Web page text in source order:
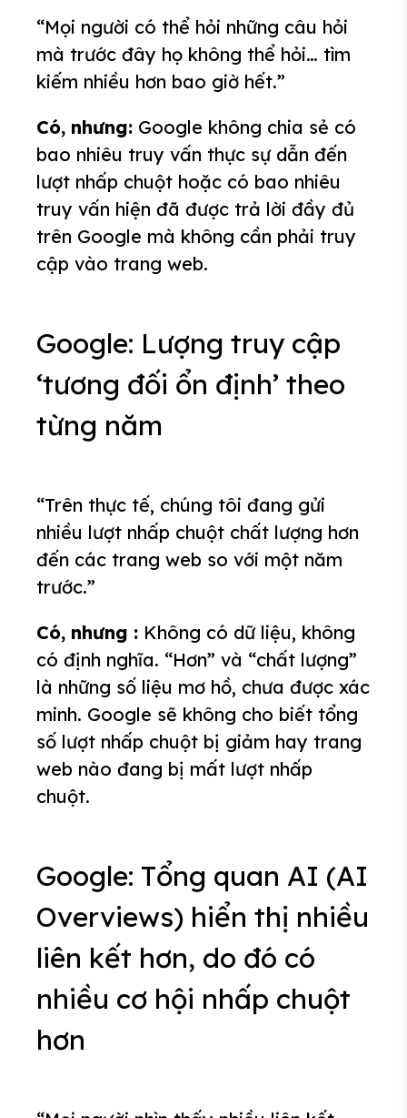
“Mọi người có thể hỏi những câu hỏi
mà trước đây họ không thể hỏi… tìm
kiếm nhiều hơn bao giờ hết.”
Có, nhưng: Google không chia sẻ có
bao nhiêu truy vấn thực sự dẫn đến
lượt nhấp chuột hoặc có bao nhiêu
truy vấn hiện đã được trả lời đầy đủ
trên Google mà không cần phải truy
cập vào trang web.
Google: Lượng truy cập
‘tương đối ổn định’ theo
từng năm
“Trên thực tế, chúng tôi đang gửi
nhiều lượt nhấp chuột chất lượng hơn
đến các trang web so với một năm
trước.”
Có, nhưng : Không có dữ liệu, không
có định nghĩa. “Hơn” và “chất lượng”
là những số liệu mơ hồ, chưa được xác
minh. Google sẽ không cho biết tổng
số lượt nhấp chuột bị giảm hay trang
web nào đang bị mất lượt nhấp
chuột.
Google: Tổng quan AI (AI
Overviews) hiển thị nhiều
liên kết hơn, do đó có
nhiều cơ hội nhấp chuột
hơn